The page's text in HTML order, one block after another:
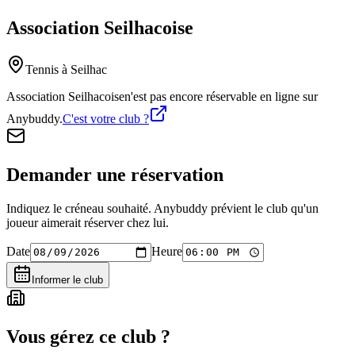
Association Seilhacoise
Tennis à Seilhac
Association Seilhacoisen'est pas encore réservable en ligne sur
Anybuddy.C'est votre club ?
Demander une réservation
Indiquez le créneau souhaité. Anybuddy prévient le club qu'un
joueur aimerait réserver chez lui.
Date Heure
Informer le club
Vous gérez ce club ?